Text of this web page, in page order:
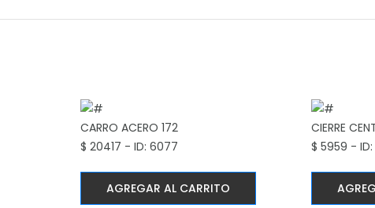
CARRO ACERO 172
$ 20417 - ID: 6077
AGREGAR AL CARRITO
CIERRE
$ 5959 -